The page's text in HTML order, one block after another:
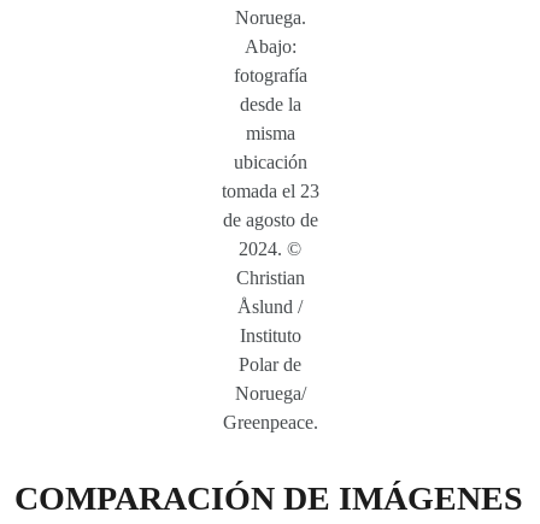
Noruega.
Abajo:
fotografía
desde la
misma
ubicación
tomada el 23
de agosto de
2024. ©
Christian
Åslund /
Instituto
Polar de
Noruega/
Greenpeace.
COMPARACIÓN DE IMÁGENES